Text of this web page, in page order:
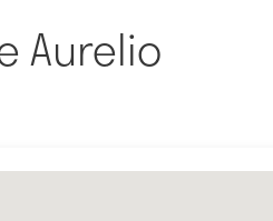
Aurelio